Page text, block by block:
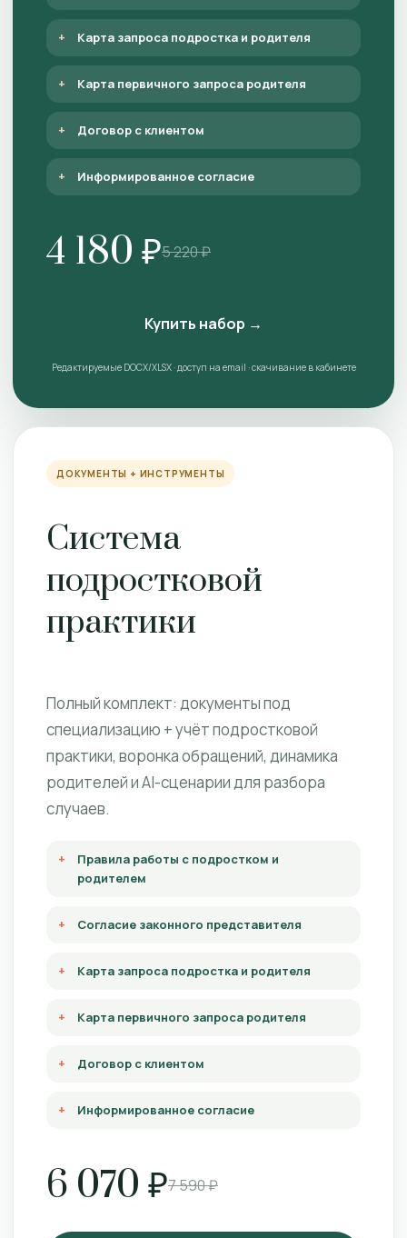
Карта запроса подростка и родителя
Карта первичного запроса родителя
Договор с клиентом
Информированное согласие
4 180 ₽5 220 ₽
Купить набор →
Редактируемые DOCX/XLSX · доступ на email · скачивание в кабинете
ДОКУМЕНТЫ + ИНСТРУМЕНТЫ
Система
подростковой
практики
Полный комплект: документы под
специализацию + учёт подростковой
практики, воронка обращений, динамика
родителей и AI-сценарии для разбора
случаев.
Правила работы с подростком и
родителем
Согласие законного представителя
Карта запроса подростка и родителя
Карта первичного запроса родителя
Договор с клиентом
Информированное согласие
6 070 ₽7 590 ₽